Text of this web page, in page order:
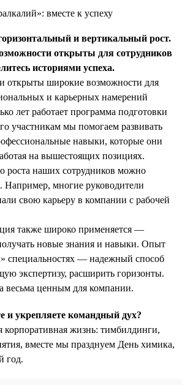
и вертикальный рост.
открыты для сотрудников
историями успеха.
широкие возможности для
и карьерных намерений
лет работает программа подготовки
участникам мы помогаем развивать
навыки, которые они
на вышестоящих позициях.
роста наших сотрудников можно
Например, многие руководители
свою карьеру в компании с рабочей
также широко применяется —
новые знания и навыки. Опыт
специальностях — надежный способ
экспертизу, расширить горизонты.
весьма ценным для компании.
и укрепляете командный дух?
жизнь: тимбилдинги,
вместе мы празднуем День химика,
год.